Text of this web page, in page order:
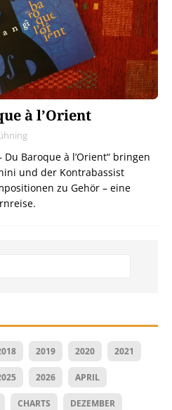
à l’Orient
Baroque à l’Orient“ bringen
und der Kontrabassist
zu Gehör – eine
2019 2020 2021
2026 APRIL
CHARTS DEZEMBER